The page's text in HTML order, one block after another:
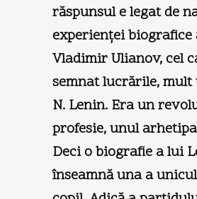
răspunsul e legat de
experienţei biografice
Vladimir Ulianov, cel
semnat lucrările, mult
N. Lenin. Era un
profesie, unul
Deci o biografie a lui
înseamnă una a